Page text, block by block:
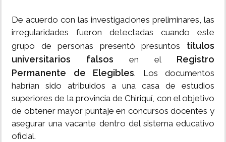
De acuerdo con las investigaciones preliminares, las
irregularidades fueron detectadas cuando este
grupo de personas presentó presuntos títulos
universitarios falsos en el Registro
Permanente de Elegibles. Los documentos
habrían sido atribuidos a una casa de estudios
superiores de la provincia de Chiriquí, con el objetivo
de obtener mayor puntaje en concursos docentes y
asegurar una vacante dentro del sistema educativo
oficial.